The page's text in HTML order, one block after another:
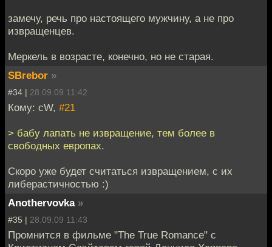
замечу, речь про настоящего мужчину, а не про
извращенцев.
Меркель в возрасте, конечно, но не старая.
SBrebor »
#34 | 28.09.09 11:42
Кому: cW, #21
> бабу лапать не извращение, тем более в
свободных европах.
Скоро уже будет считаться извращением, с их
либерастичностью :)
Anothervovka »
#35 | 28.09.09 11:43
Промнится в фильме "The True Romance" с